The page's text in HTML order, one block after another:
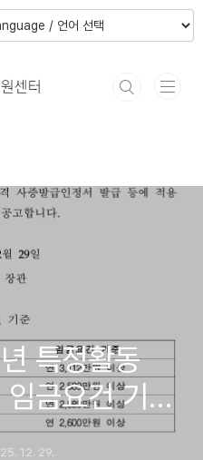
특정활동
금요건 기준
12. 29.